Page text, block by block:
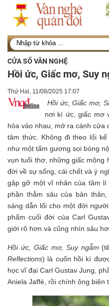
CỬA SỔ VĂN NGHỆ
Hồi ức, Giấc mơ, Suy
Thứ Hai, 11/08/2025 17:07
Hồi ức, Giấc mơ,
nơi kí ức, giấc mơ
hòa vào nhau, mở ra cánh cửa
tâm thức. Không đi theo lối
như một tấm gương soi bóng
vụn tuổi thơ, những giấc mộng
đời về sự sống, cái chết và ý
gặp gỡ một vĩ nhân của tâm lí
phần thẳm sâu của bản
sáng dẫn lối cho một đời
phẩm cuối đời của Carl
giới rõ hơn và cũng nhìn sâu
Hồi ức, Giấc mơ, Suy ngẫm
Reflections) là cuốn hồi kí
học vĩ đại Carl Gustav Jung,
Aniela Jaffé, rồi chính ông biên